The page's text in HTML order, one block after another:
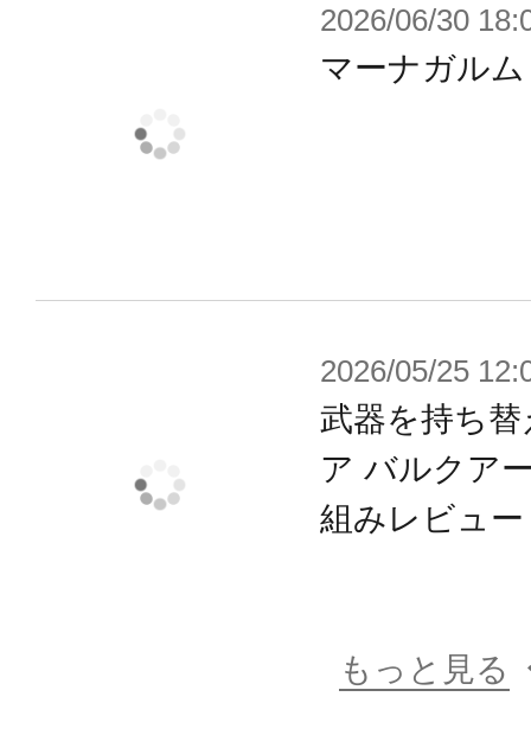
■3ｍｍジョイントパーツ×2
2026/06/30
マーナガル
2026/05/25
武器を持ち
ア バルクア
組みレビュー
もっと見る